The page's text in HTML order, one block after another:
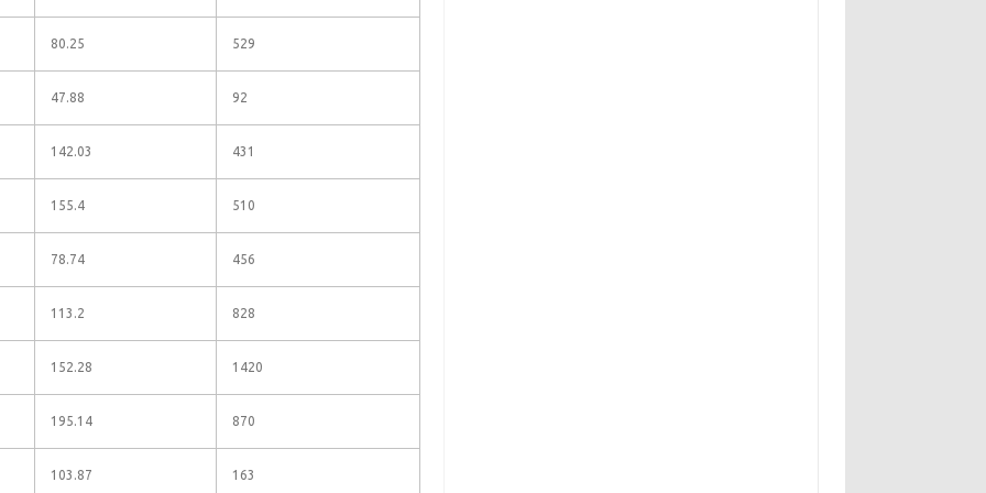
80.25 529
47.88 92
142.03 431
155.4 510
78.74 456
113.2 828
152.28 1420
195.14 870
103.87 163